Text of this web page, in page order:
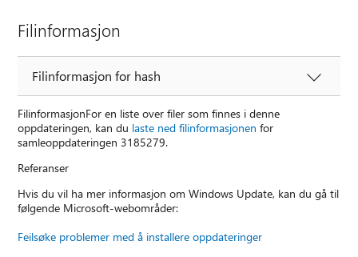
Filinformasjon
Filinformasjon for hash
FilinformasjonFor en liste over filer som finnes i denne
oppdateringen, kan du laste ned filinformasjonen for
samleoppdateringen 3185279.
Referanser
Hvis du vil ha mer informasjon om Windows Update, kan du gå til
følgende Microsoft-webområder:
Feilsøke problemer med å installere oppdateringer